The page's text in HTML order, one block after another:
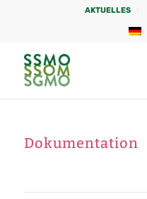
AKTUELLES
Dokumentation